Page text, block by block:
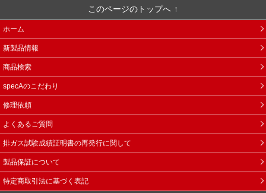
このページのトップへ
ホーム
新製品情報
商品検索
specAのこだわり
修理依頼
よくあるご質問
排ガス試験成績証明書の再発行に関して
製品保証について
特定商取引法に基づく表記